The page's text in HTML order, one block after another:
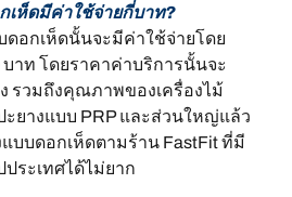
เห็ดมีค่าใช้จ่ายกี่บาท?
ดอกเห็ดนั้นจะมีค่าใช้จ่ายโดย
บาท โดยราคาค่าบริการนั้นจะ
รวมถึงคุณภาพของเครื่องไม้
ะยางแบบ PRP และส่วนใหญ่แล้ว
บบดอกเห็ดตามร้าน FastFit ที่มี
ระเทศได้ไม่ยาก